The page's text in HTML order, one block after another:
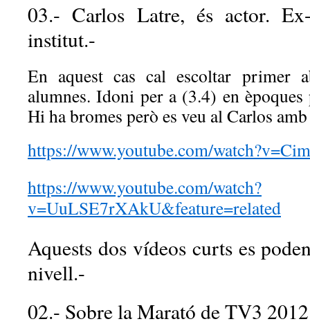
03.- Carlos Latre, és actor.
institut.-
En aquest cas cal escoltar primer
alumnes. Idoni per a (3.4) en èpoques
Hi ha bromes però es veu al Carlos
https://www.youtube.com/
https://www.youtube.com/watch?
v=UuLSE7rXAkU&feature=related
Aquests dos vídeos curts es
nivell.-
02.- Sobre la Marató de TV3